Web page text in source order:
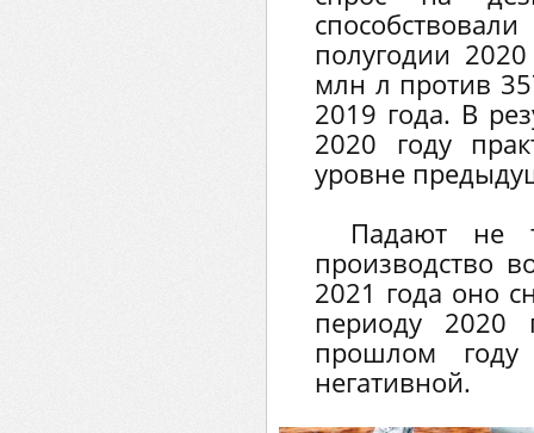
полугодии
млн л против
2019 года. В
2020 году
уровне
Падают не
производство
2021 года оно
периоду
прошлом
негативной.